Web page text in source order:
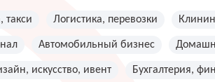
такси Логистика, перевозки
Автомобильный бизнес
искусство, ивент Бухгалтерия,